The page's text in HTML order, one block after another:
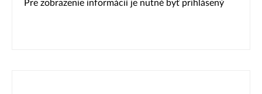
Pre zobrazenie informácií je nutné byť prihlásený